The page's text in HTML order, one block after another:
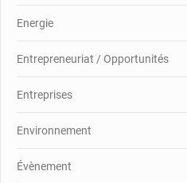
Energie
Entrepreneuriat / Opportunités
Entreprises
Environnement
Évènement